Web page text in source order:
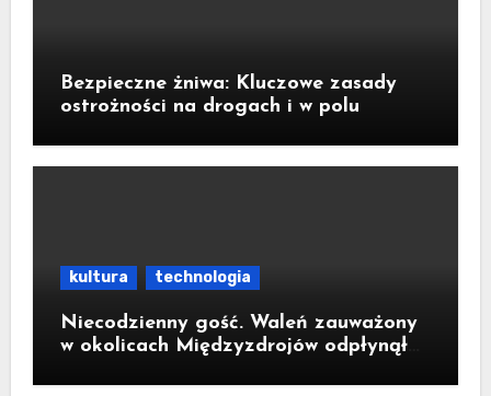
Bezpieczne żniwa: Kluczowe zasady
ostrożności na drogach i w polu
kultura technologia
Niecodzienny gość. Waleń zauważony
w okolicach Międzyzdrojów odpłynął